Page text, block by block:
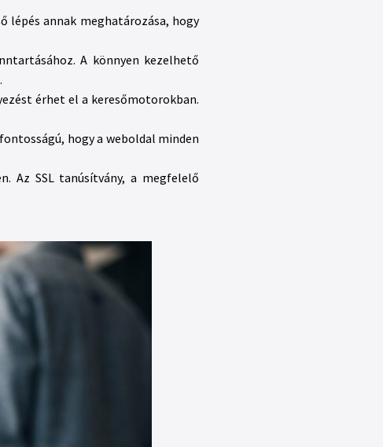
lépés annak meghatározása, hogy
A könnyen kezelhető
érhet el a keresőmotorokban.
hogy a weboldal minden
Az SSL tanúsítvány, a megfelelő